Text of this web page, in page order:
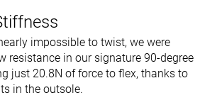
impossible to twist, we were
resistance in our signature 90-degree
just 20.8N of force to flex, thanks to
in the outsole.